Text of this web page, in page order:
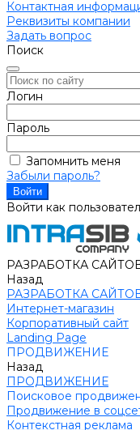
Контактная
Реквизиты компании
Задать вопрос
Поиск
Логин
Пароль
Запомнить меня
Забыли пароль?
Войти как
РАЗРАБОТКА
Назад
РАЗРАБОТКА
Интернет-магазин
Корпоративный сайт
Landing Page
ПРОДВИЖЕНИЕ
Назад
ПРОДВИЖЕНИЕ
Поисковое
Продвижение в
Контекстная реклама